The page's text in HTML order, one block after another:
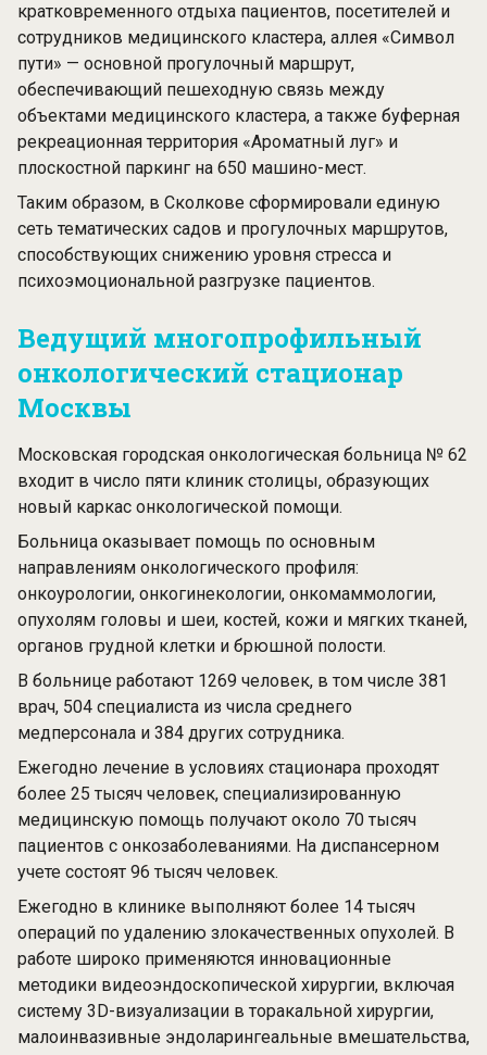
кратковременного отдыха пациентов, посетителей и
сотрудников медицинского кластера, аллея «Символ
пути» — основной прогулочный маршрут,
обеспечивающий пешеходную связь между
объектами медицинского кластера, а также буферная
рекреационная территория «Ароматный луг» и
плоскостной паркинг на 650 машино-мест.
Таким образом, в Сколкове сформировали единую
сеть тематических садов и прогулочных маршрутов,
способствующих снижению уровня стресса и
психоэмоциональной разгрузке пациентов.
Ведущий многопрофильный
онкологический стационар
Москвы
Московская городская онкологическая больница № 62
входит в число пяти клиник столицы, образующих
новый каркас онкологической помощи.
Больница оказывает помощь по основным
направлениям онкологического профиля:
онкоурологии, онкогинекологии, онкомаммологии,
опухолям головы и шеи, костей, кожи и мягких тканей,
органов грудной клетки и брюшной полости.
В больнице работают 1269 человек, в том числе 381
врач, 504 специалиста из числа среднего
медперсонала и 384 других сотрудника.
Ежегодно лечение в условиях стационара проходят
более 25 тысяч человек, специализированную
медицинскую помощь получают около 70 тысяч
пациентов с онкозаболеваниями. На диспансерном
учете состоят 96 тысяч человек.
Ежегодно в клинике выполняют более 14 тысяч
операций по удалению злокачественных опухолей. В
работе широко применяются инновационные
методики видеоэндоскопической хирургии, включая
систему 3D-визуализации в торакальной хирургии,
малоинвазивные эндоларингеальные вмешательства,